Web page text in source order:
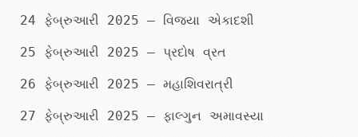
24 ફેબ્રુઆરી 2025 – વિજયા એકાદશી
25 ફેબ્રુઆરી 2025 – પ્રદોષ વ્રત
26 ફેબ્રુઆરી 2025 – મહાશિવરાત્રી
27 ફેબ્રુઆરી 2025 – ફાલ્ગુન અમાવસ્યા